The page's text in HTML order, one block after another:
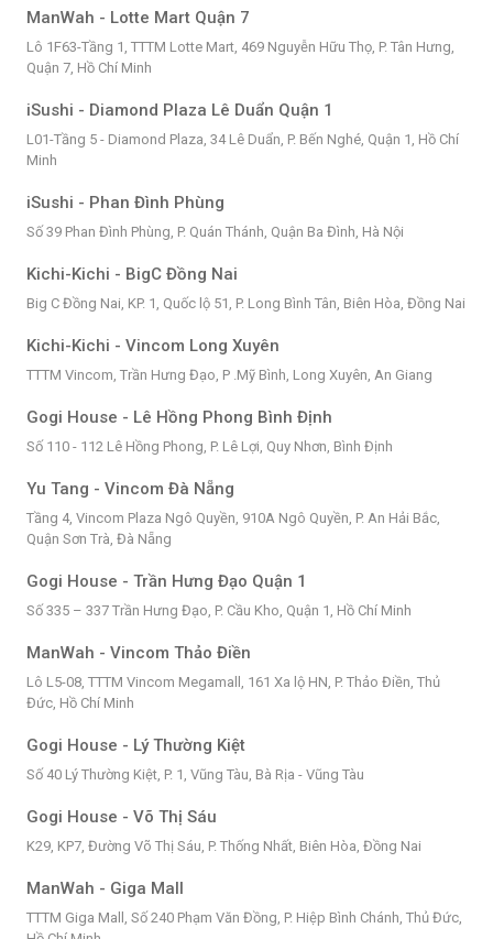
ManWah - Lotte Mart Quận 7
Lô 1F63-Tầng 1, TTTM Lotte Mart, 469 Nguyễn Hữu Thọ, P. Tân Hưng,
Quận 7, Hồ Chí Minh
iSushi - Diamond Plaza Lê Duẩn Quận 1
L01-Tầng 5 - Diamond Plaza, 34 Lê Duẩn, P. Bến Nghé, Quận 1, Hồ Chí
Minh
iSushi - Phan Đình Phùng
Số 39 Phan Đình Phùng, P. Quán Thánh, Quận Ba Đình, Hà Nội
Kichi-Kichi - BigC Đồng Nai
Big C Đồng Nai, KP. 1, Quốc lộ 51, P. Long Bình Tân, Biên Hòa, Đồng Nai
Kichi-Kichi - Vincom Long Xuyên
TTTM Vincom, Trần Hưng Đạo, P .Mỹ Bình, Long Xuyên, An Giang
Gogi House - Lê Hồng Phong Bình Định
Số 110 - 112 Lê Hồng Phong, P. Lê Lợi, Quy Nhơn, Bình Định
Yu Tang - Vincom Đà Nẵng
Tầng 4, Vincom Plaza Ngô Quyền, 910A Ngô Quyền, P. An Hải Bắc,
Quận Sơn Trà, Đà Nẵng
Gogi House - Trần Hưng Đạo Quận 1
Số 335 – 337 Trần Hưng Đạo, P. Cầu Kho, Quận 1, Hồ Chí Minh
ManWah - Vincom Thảo Điền
Lô L5-08, TTTM Vincom Megamall, 161 Xa lộ HN, P. Thảo Điền, Thủ
Đức, Hồ Chí Minh
Gogi House - Lý Thường Kiệt
Số 40 Lý Thường Kiệt, P. 1, Vũng Tàu, Bà Rịa - Vũng Tàu
Gogi House - Võ Thị Sáu
K29, KP7, Đường Võ Thị Sáu, P. Thống Nhất, Biên Hòa, Đồng Nai
ManWah - Giga Mall
TTTM Giga Mall, Số 240 Phạm Văn Đồng, P. Hiệp Bình Chánh, Thủ Đức,